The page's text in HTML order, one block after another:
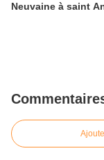
Neuvaine à saint